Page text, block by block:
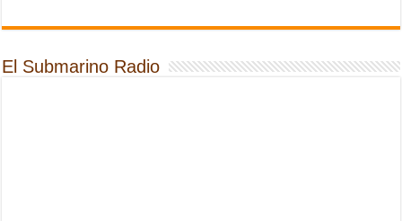
El Submarino Radio